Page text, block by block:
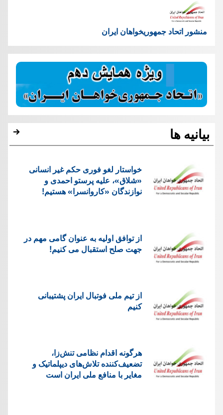
منشور اتحاد جمهوریخواهان ایران
بیانیه ها
خواستار لغو فوری حکم غیر انسانی
«شلاق»، علیه پرستو احمدی و
نوازندگان «کاروانسرا» هستیم!
از توافق اولیه به عنوان گامی مهم در
جهت صلح استقبال می کنیم!
از تیم ملی فوتبال ایران پشتیبانی
کنیم
هرگونه اقدام نظامی تنش‌زا،
تضعیف‌کننده تلاش‌های دیپلماتیک و
مغایر با منافع ملی ایران است